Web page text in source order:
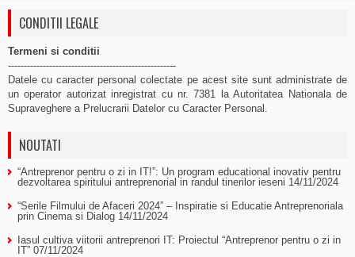
CONDITII LEGALE
Termeni si conditii
-----------------------------------------------------
Datele cu caracter personal colectate pe acest site sunt administrate de
un operator autorizat inregistrat cu nr. 7381 la Autoritatea Nationala de
Supraveghere a Prelucrarii Datelor cu Caracter Personal.
NOUTATI
“Antreprenor pentru o zi in IT!”: Un program educational inovativ pentru
dezvoltarea spiritului antreprenorial in randul tinerilor ieseni 14/11/2024
“Serile Filmului de Afaceri 2024” – Inspiratie si Educatie Antreprenoriala
prin Cinema si Dialog 14/11/2024
Iasul cultiva viitorii antreprenori IT: Proiectul “Antreprenor pentru o zi in
IT” 07/11/2024